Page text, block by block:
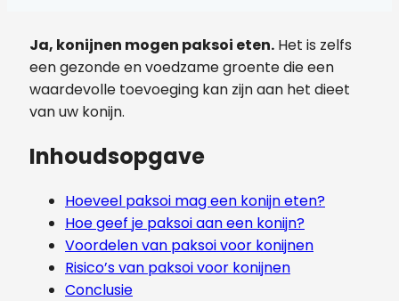
Ja, konijnen mogen paksoi eten. Het is zelfs
een gezonde en voedzame groente die een
waardevolle toevoeging kan zijn aan het dieet
van uw konijn.
Inhoudsopgave
Hoeveel paksoi mag een konijn eten?
Hoe geef je paksoi aan een konijn?
Voordelen van paksoi voor konijnen
Risico’s van paksoi voor konijnen
Conclusie